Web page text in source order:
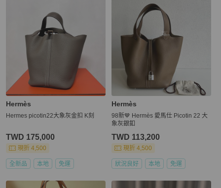
Hermès
Hermes picotin22大象灰金扣 K刻
TWD 175,000
現折 4,500
全新品 本地 免運
Hermès
98新🤎 Hermès 愛馬仕 Picotin 22 大
象灰銀釦
TWD 113,200
現折 4,500
狀況良好 本地 免運